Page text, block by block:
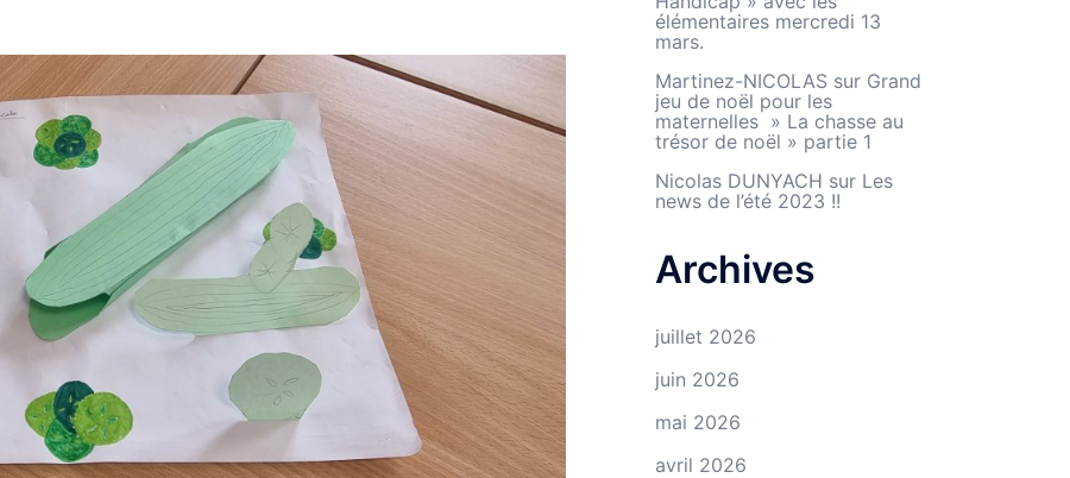
élémentaires mercredi 13
mars.
Martinez-NICOLASsur Grand
jeu de noël pour les
maternelles » La chasse au
trésor de noël » partie 1
Nicolas DUNYACH sur Les
news de l’été 2023 !!
Archives
juillet 2026
juin 2026
mai 2026
avril 2026